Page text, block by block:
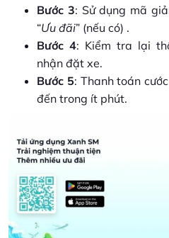
Bước 3: Sử dụng mã
“Ưu đãi” (nếu có) .
Bước 4: Kiểm tra lại
nhận đặt xe.
Bước 5: Thanh toán
đến trong ít phút.